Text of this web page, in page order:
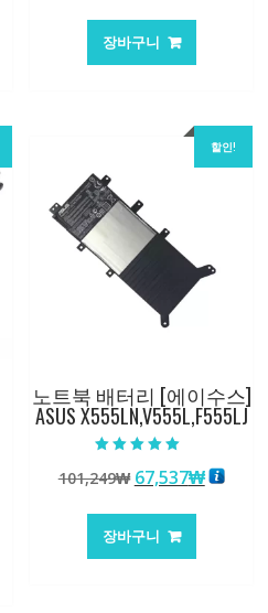
가
격:
장바구니
할인!
노트북 배터리 [에이수스]
ASUS X555LN,V555L,F555LJ
5.00
로 평가됨
101,249₩ 원
가
격:
67,537₩현
장바구니